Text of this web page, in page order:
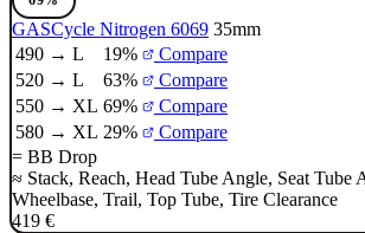
GASCycle Nitrogen 6069 35mm
490 → L
19%
Compare
520 → L
63%
Compare
550 → XL 69%
Compare
580 → XL 29%
Compare
= BB Drop
≈ Stack, Reach, Head Tube Angle, Seat Tube
Wheelbase, Trail, Top Tube, Tire Clearance
419 €